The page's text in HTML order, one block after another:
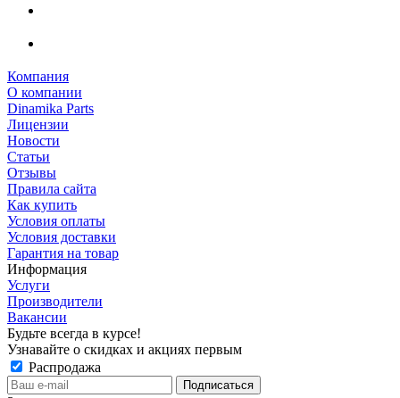
Компания
О компании
Dinamika Parts
Лицензии
Новости
Статьи
Отзывы
Правила сайта
Как купить
Условия оплаты
Условия доставки
Гарантия на товар
Информация
Услуги
Производители
Вакансии
Будьте всегда в курсе!
Узнавайте о скидках и акциях первым
Распродажа